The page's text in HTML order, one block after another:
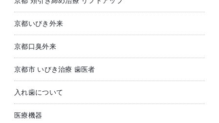
京都いびき外来
京都口臭外来
京都市 いびき治療 歯医者
入れ歯について
医療機器